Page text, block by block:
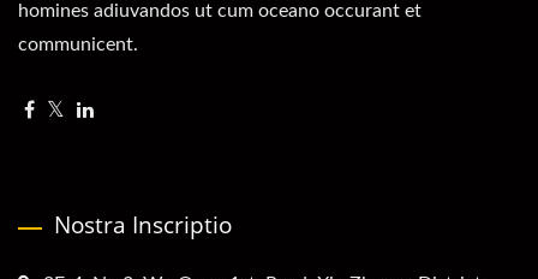
homines adiuvandos ut cum oceano occurant et
communicent.
Nostra Inscriptio